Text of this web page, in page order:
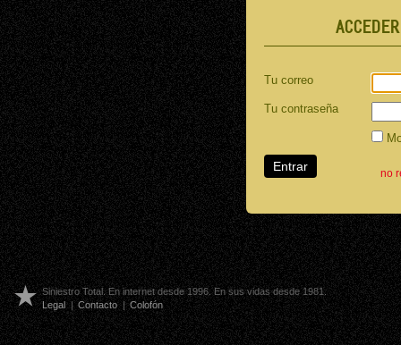
Tu correo
Tu contraseña
no
Siniestro Total. En internet desde 1996. En sus vidas desde 1981.
Legal | Contacto | Colofón